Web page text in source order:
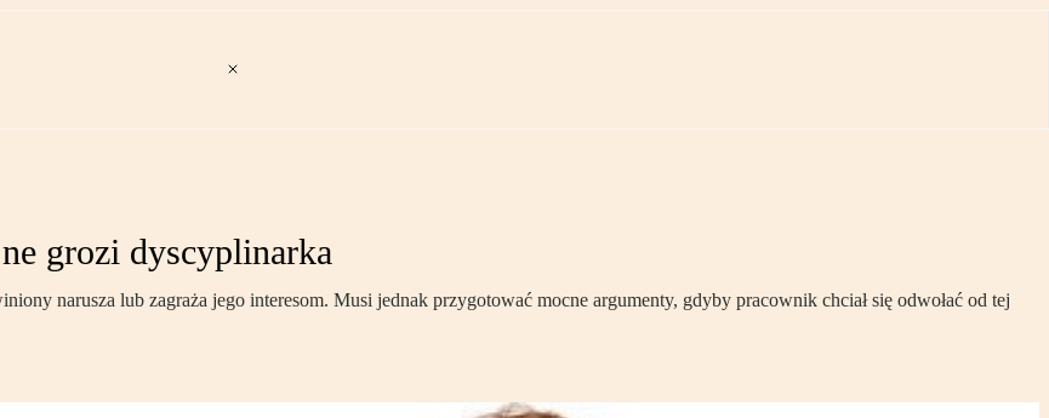
grozi dyscyplinarka
narusza lub zagraża jego interesom. Musi jednak przygotować mocne argumenty, gdyby pracownik chciał się odwołać od tej